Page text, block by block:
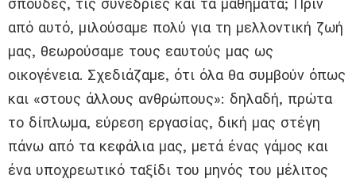
σπουδές, τις συνεδρίες και τα μαθήματα; Πριν
από αυτό, μιλούσαμε πολύ για τη μελλοντική ζωή
μας, θεωρούσαμε τους εαυτούς μας ως
οικογένεια. Σχεδιάζαμε, ότι όλα θα συμβούν όπως
και «στους άλλους ανθρώπους»: δηλαδή, πρώτα
το δίπλωμα, εύρεση εργασίας, δική μας στέγη
πάνω από τα κεφάλια μας, μετά ένας γάμος και
ένα υποχρεωτικό ταξίδι του μηνός του μέλιτος